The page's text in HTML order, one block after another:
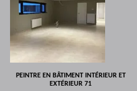
PEINTRE EN BÂTIMENT INTÉRIEUR ET
EXTÉRIEUR 71